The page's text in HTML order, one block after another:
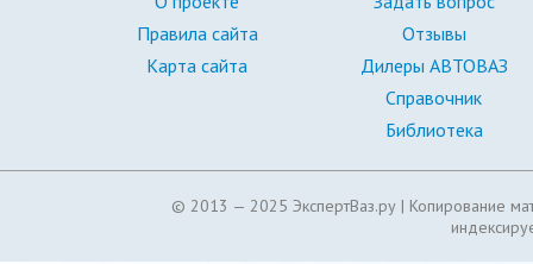
Правила сайта
Карта сайта
Отзывы
Дилеры АВТОВАЗ
Справочник
Библиотека
© 2013 — 2025 ЭкспертВаз.ру | Копирование